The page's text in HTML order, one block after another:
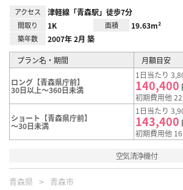
アクセス 津軽線「青森駅」徒歩7分
間取り 1K 面積 19.63m²
築年数 2007年 2月 築
プラン名・期間 月額目安
ロング【青森県庁前】
30日以上～360日未満
1日当たり
140,400
初期費用他
ショート【青森県庁前】
～30日未満
1日当たり
143,400
初期費用他
空気清浄機付
青森県 青森市